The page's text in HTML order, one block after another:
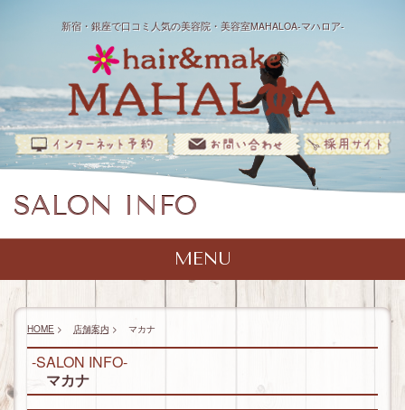
新宿・銀座で口コミ人気の美容院・美容室MAHALOA-マハロア-
SALON INFO
MENU
SALON INFO
マハナ（新宿店）
モアナ（銀座店）
マカナ
MENU
マハナ（新宿店）
モアナ
メニュー
STYLIST
HAIR CATALOG
HOME > 店舗案内 > マカナ
-SALON INFO-
マカナ